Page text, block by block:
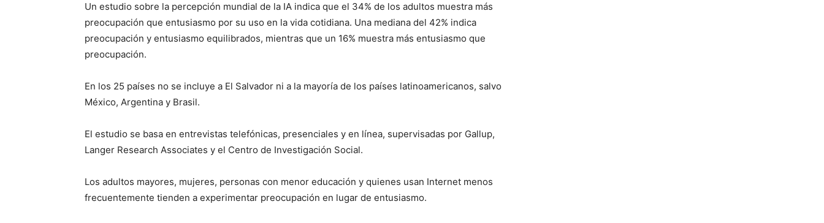
Un estudio sobre la percepción mundial de la IA indica que el 34% de los adultos muestra más
preocupación que entusiasmo por su uso en la vida cotidiana. Una mediana del 42% indica
preocupación y entusiasmo equilibrados, mientras que un 16% muestra más entusiasmo que
preocupación.
En los 25 países no se incluye a El Salvador ni a la mayoría de los países latinoamericanos, salvo
México, Argentina y Brasil.
El estudio se basa en entrevistas telefónicas, presenciales y en línea, supervisadas por Gallup,
Langer Research Associates y el Centro de Investigación Social.
Los adultos mayores, mujeres, personas con menor educación y quienes usan Internet menos
frecuentemente tienden a experimentar preocupación en lugar de entusiasmo.